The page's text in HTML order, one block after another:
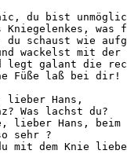
du bist
was
du schaust wie
wackelst mit
legt galant die
Füße laß bei dir!
lieber Hans,
Was lachst du?
lieber Hans, beim
sehr ?
mit dem Knie